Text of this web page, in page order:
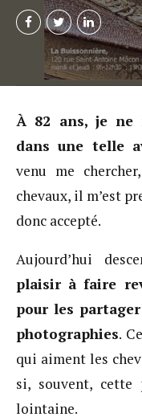
À 82 ans, je ne
dans une telle
venu me
chevaux, il m’est
donc accepté.
Aujourd’hui
plaisir à faire
pour les
photographies.
qui aiment les
si, souvent, cette
lointaine.